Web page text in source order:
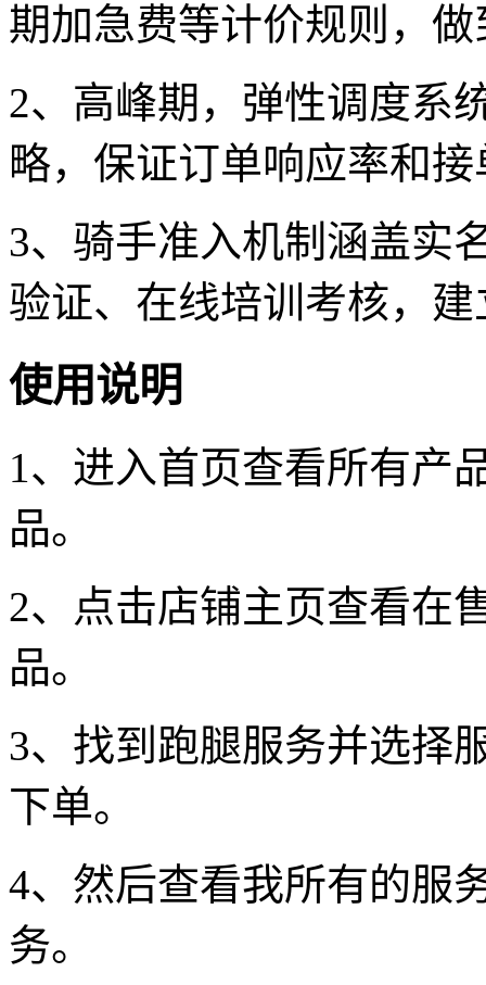
期加急费等计价规则，
2、高峰期，弹性调度系
略，保证订单响应率和
3、骑手准入机制涵盖实
验证、在线培训考核，
使用说明
1、进入首页查看所有产
品。
2、点击店铺主页查看在
品。
3、找到跑腿服务并选择
下单。
4、然后查看我所有的服
务。